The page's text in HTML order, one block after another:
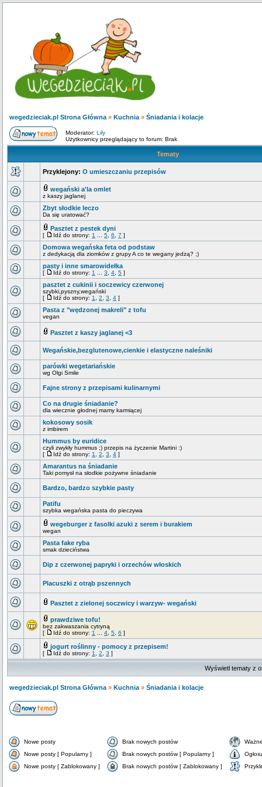
wegedzieciak.pl Strona Główna » Kuchnia » Śniadania i kolacje
Moderator: Lily
Użytkownicy przeglądający to forum: Brak
Tematy
Przyklejony: O umieszczaniu przepisów
wegański a'la omlet
z kaszy jaglanej
Zbyt słodkie leczo
Da się uratować?
Pasztet z pestek dyni
[ Idź do strony: 1 5 6 7 ]
Domowa wegańska feta od podstaw
z dedykacją dla ziomków z grupy A co te wegany jedzą? ;)
pasty i inne smarowidełka
[ Idź do strony: 1 3 4 5 ]
pasztet z cukinii i soczewicy czerwonej
szybki,pyszny,wegański
[
Idź do strony: 1 2 3 4 ]
Pasta z "wędzonej makreli" z tofu
vegan
Pasztet z kaszy jaglanej <3
Wegańskie,bezglutenowe,cienkie i elastyczne naleśniki
parówki wegetariańskie
wg Olgi Smile
Fajne strony z przepisami kulinarnymi
Co na drugie śniadanie?
dla wiecznie głodnej mamy karmiącej
kokosowy sosik
z imbirem
Hummus by euridice
czyli zwykły hummus ;) przepis na życzenie Martini :)
[
Idź do strony: 1 2 3 4 ]
Amarantus na śniadanie
Taki pomysł na słodkie pożywne śniadanie
Bardzo, bardzo szybkie pasty
Patifu
szybka wegańska pasta do pieczywa
wegeburger z fasolki azuki z serem i burakiem
wegan
Pasta fake ryba
smak dzieciństwa
Dip z czerwonej papryki i orzechów włoskich
Placuszki z otrąb pszennych
Pasztet z zielonej soczwicy i warzyw- wegański
prawdziwe tofu!
bez zakwaszania cytryną
[
Idź do strony: 1 4 5 6 ]
jogurt roślinny - pomocy z przepisem!
[ Idź do strony: 1 2 3 ]
Wyświetl tematy z
wegedzieciak.pl Strona Główna » Kuchnia » Śniadania i kolacje
Nowe posty Brak nowych postów
Nowe posty [ Popularny ]
Brak nowych postów [ Popularny ]
Nowe posty [ Zablokowany ]
Brak nowych postów [ Zablokowany ]